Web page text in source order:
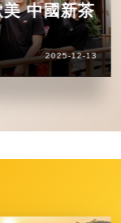
中國新茶
2025-12-13